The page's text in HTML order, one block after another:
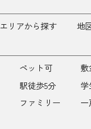
エリアから探す 地
ペット可
敷
駅徒歩5分
ファミリー 一